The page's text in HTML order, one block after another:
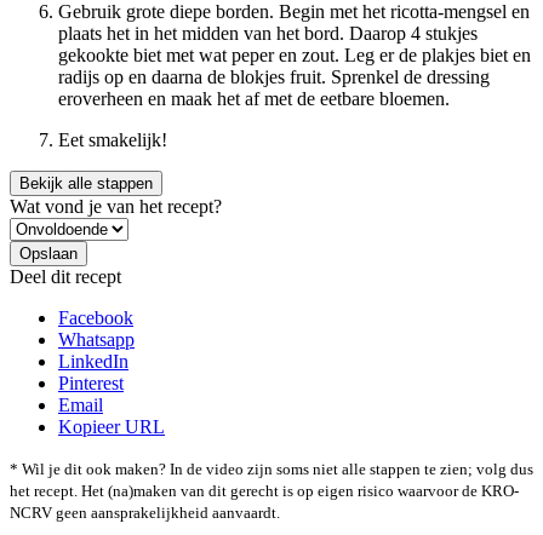
Gebruik grote diepe borden. Begin met het ricotta-mengsel en
plaats het in het midden van het bord. Daarop 4 stukjes
gekookte biet met wat peper en zout. Leg er de plakjes biet en
radijs op en daarna de blokjes fruit. Sprenkel de dressing
eroverheen en maak het af met de eetbare bloemen.
Eet smakelijk!
Bekijk alle stappen
Wat vond je van het recept?
Deel dit recept
Facebook
Whatsapp
LinkedIn
Pinterest
Email
Kopieer URL
* Wil je dit ook maken? In de video zijn soms niet alle stappen te zien; volg dus
het recept. Het (na)maken van dit gerecht is op eigen risico waarvoor de KRO-
NCRV geen aansprakelijkheid aanvaardt.